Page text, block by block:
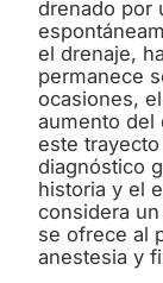
drenado por
el drenaje,
permanece
ocasiones,
aumento del
este
diagnóstico
historia y el
considera
se ofrece al
anestesia y